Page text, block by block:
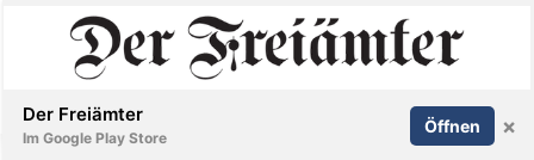
Inserieren Abonnieren Anmelden
Der Freiämter
Im Google Play Store
Öffnen ×